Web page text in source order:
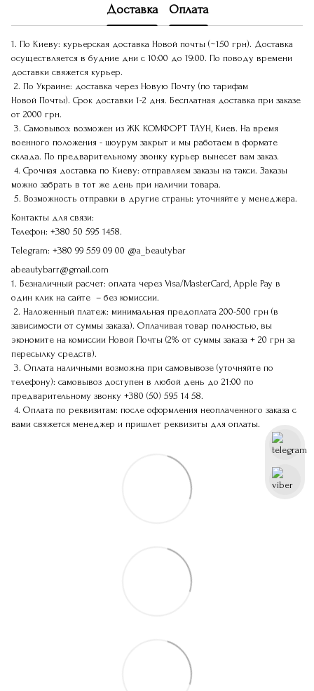
Доставка Оплата
1. По Киеву: курьерская доставка Новой почты (~150 грн). Доставка
осуществляется в будние дни с 10:00 до 19:00. По поводу времени
доставки свяжется курьер.
2. По Украине: доставка через Новую Почту (по тарифам
Новой Почты). Срок доставки 1-2 дня. Бесплатная доставка при заказе
от 2000 грн.
3. Самовывоз: возможен из ЖК КОМФОРТ ТАУН, Киев. На время
военного положения - шоурум закрыт и мы работаем в формате
склада. По предварительному звонку курьер вынесет вам заказ.
4. Срочная доставка по Киеву: отправляем заказы на такси. Заказы
можно забрать в тот же день при наличии товара.
5. Возможность отправки в другие страны: уточняйте у менеджера.
Контакты для связи:
Телефон: +380 50 595 1458.
Telegram: +380 99 559 09 00 @a_beautybar
abeautybarr@gmail.com
1. Безналичный расчет: оплата через Visa/MasterCard, Apple Pay в
один клик на сайте – без комиссии.
2. Наложенный платеж: минимальная предоплата 200-500 грн (в
зависимости от суммы заказа). Оплачивая товар полностью, вы
экономите на комиссии Новой Почты (2% от суммы заказа + 20 грн за
пересылку средств).
3. Оплата наличными возможна при самовывозе (уточняйте по
телефону): самовывоз доступен в любой день до 21:00 по
предварительному звонку +380 (50) 595 14 58.
4. Оплата по реквизитам: после оформления неоплаченного заказа с
вами свяжется менеджер и пришлет реквизиты для оплаты.